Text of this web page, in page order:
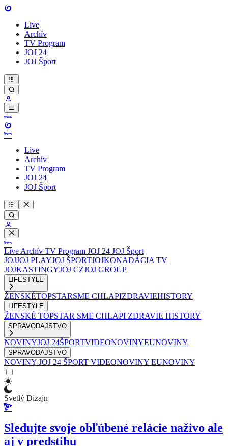
Live
Archív
TV Program
JOJ 24
JOJ Šport
Live
Archív
TV Program
JOJ 24
JOJ Šport
Live Archív TV Program JOJ 24 JOJ Šport
JOJJOJ PLAYJOJ ŠPORTJOJKONADÁCIA TV
JOJKASTINGYJOJ CZJOJ GROUP
LIFESTYLE
ŽENSKÉTOPSTARSME CHLAPIZDRAVIEHISTORY
LIFESTYLE
ŽENSKÉ TOPSTAR SME CHLAPI ZDRAVIE HISTORY
SPRAVODAJSTVO
NOVINYJOJ 24ŠPORTVIDEONOVINYEUNOVINY
SPRAVODAJSTVO
NOVINY JOJ 24 ŠPORT VIDEONOVINY EUNOVINY
Svetlý Dizajn
Sledujte svoje obľúbené relácie naživo ale
aj v predstihu